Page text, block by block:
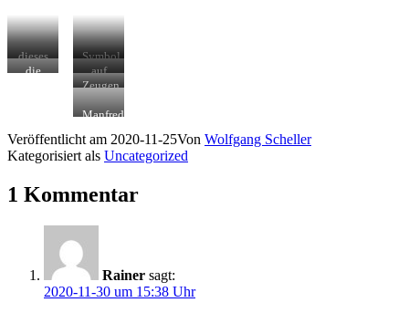
dieses
Denkmal
Pfeifsprache
der
Ureinwohner
Symbol
für die
Finger-
und
Handhaltung
Silbo
die
Hochplateau
…
auf
1241
m
Höhe
Eyecatcher
Zeugen
des
letzten
Waldbrandes
auf La
Manfred,
Andreas
(vlnr)
Veröffentlicht am 2020-11-25Von Wolfgang Scheller
Kategorisiert als Uncategorized
1 Kommentar
Rainer sagt:
2020-11-30 um 15:38 Uhr